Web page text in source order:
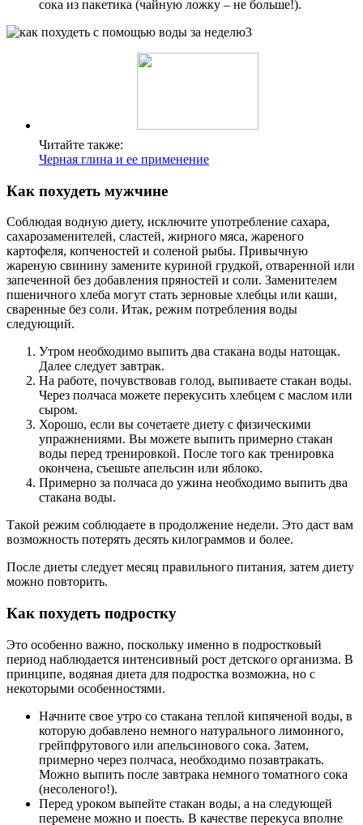
сока из пакетика (чайную ложку – не больше!).
Читайте также:
Черная глина и ее применение
Как похудеть мужчине
Соблюдая водную диету, исключите употребление сахара,
сахарозаменителей, сластей, жирного мяса, жареного
картофеля, копченостей и соленой рыбы. Привычную
жареную свинину замените куриной грудкой, отваренной или
запеченной без добавления пряностей и соли. Заменителем
пшеничного хлеба могут стать зерновые хлебцы или каши,
сваренные без соли. Итак, режим потребления воды
следующий.
Утром необходимо выпить два стакана воды натощак.
Далее следует завтрак.
На работе, почувствовав голод, выпиваете стакан воды.
Через полчаса можете перекусить хлебцем с маслом или
сыром.
Хорошо, если вы сочетаете диету с физическими
упражнениями. Вы можете выпить примерно стакан
воды перед тренировкой. После того как тренировка
окончена, съешьте апельсин или яблоко.
Примерно за полчаса до ужина необходимо выпить два
стакана воды.
Такой режим соблюдаете в продолжение недели. Это даст вам
возможность потерять десять килограммов и более.
После диеты следует месяц правильного питания, затем диету
можно повторить.
Как похудеть подростку
Это особенно важно, поскольку именно в подростковый
период наблюдается интенсивный рост детского организма. В
принципе, водяная диета для подростка возможна, но с
некоторыми особенностями.
Начните свое утро со стакана теплой кипяченой воды, в
которую добавлено немного натурального лимонного,
грейпфрутового или апельсинового сока. Затем,
примерно через полчаса, необходимо позавтракать.
Можно выпить после завтрака немного томатного сока
(несоленого!).
Перед уроком выпейте стакан воды, а на следующей
перемене можно и поесть. В качестве перекуса вполне